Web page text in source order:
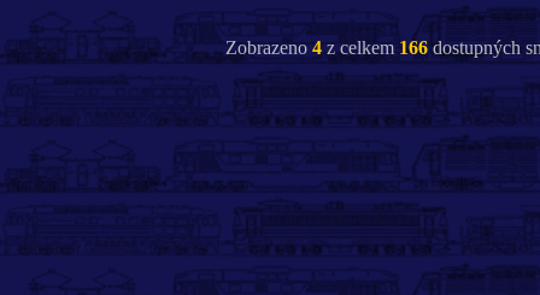
Zobrazeno 4z celkem 166dostupných